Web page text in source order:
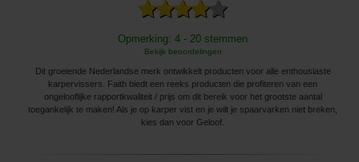
Opmerking: 4 - 20 stemmen
Bekijk beoordelingen
Dit groeiende Nederlandse merk ontwikkelt producten voor alle enthousiaste
karpervissers. Faith biedt een reeks producten die profiteren van een
ongelooflijke rapportkwaliteit / prijs om dit bereik voor het grootste aantal
toegankelijk te maken! Als je op karper vist en je wilt je spaarvarken niet breken,
kies dan voor Geloof.